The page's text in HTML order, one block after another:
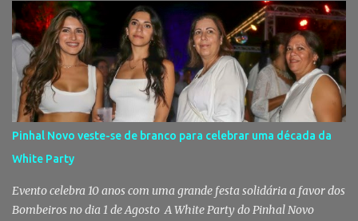
das autoridades sobre este tipo de criminalidade no distrito de
Setúbal. Droga, arma branca e dinheiro apreendidos pela GNR Um
jovem de 16 anos foi detido na segunda-feira, 28 de Julho, por
suspeitas da prática do crime de tráfico de estupefacientes, na
localidade de Pinhal Novo. A detenção foi efetuada pelo Comando
Territorial de Setúbal da GNR, através do Posto Territorial de
Pinhal Novo, no âmbito de uma operação de fiscalização
especialmente direcionada para o combate ao consumo e tráfico
de droga. Segundo a GNR, "os militares da Guarda identificaram
vários indivíduos" durante a ação policial realizada em Pi...
Pinhal Novo veste-se de branco para celebrar uma década da
White Party
Evento celebra 10 anos com uma grande festa solidária a favor dos
Bombeiros no dia 1 de Agosto A White Party do Pinhal Novo